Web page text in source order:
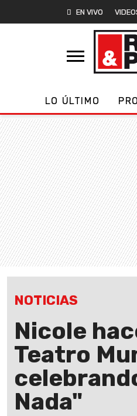
EN VIVO
LO ÚLTIMO
NOTICIAS
Nicole
Teatro
Nada"